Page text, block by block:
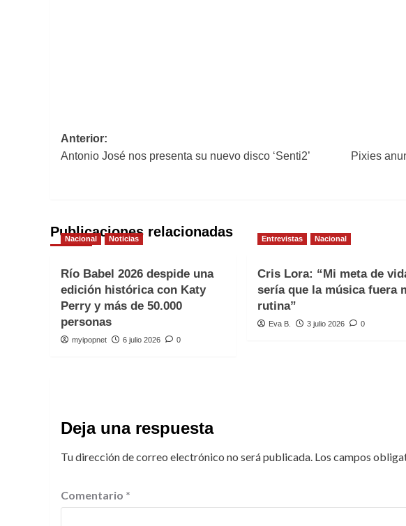
Navegación
de
Anterior:
Antonio José nos presenta su nuevo disco ‘Senti2’
Pixies
Publicaciones relacionadas
Nacional Noticias
Río Babel 2026 despide una
edición histórica con Katy
Perry y más de 50.000
personas
myipopnet 6 julio 2026 0
Entrevistas Nacional
Cris Lora: “Mi meta de
sería que la música fuera
rutina”
Eva B. 3 julio 2026 0
Deja una respuesta
Tu dirección de correo electrónico no será publicada. Los campos
Comentario *